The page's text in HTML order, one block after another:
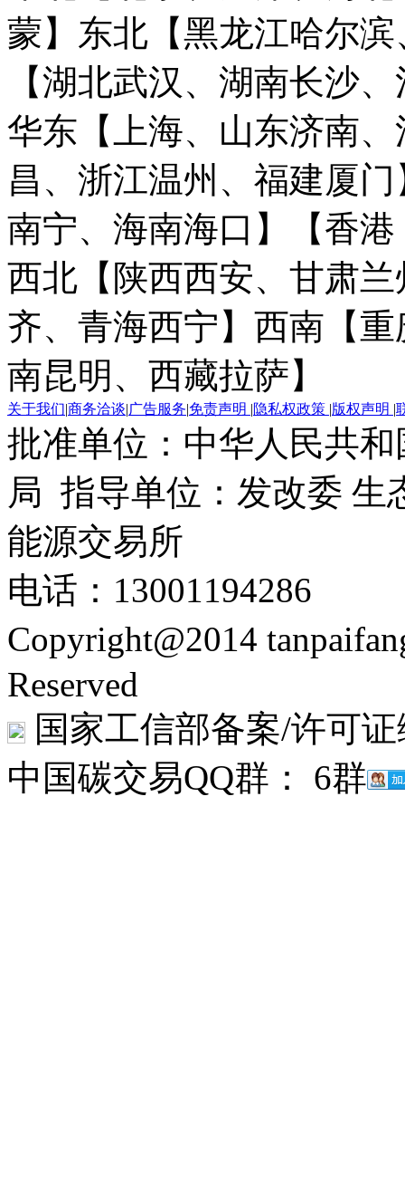
蒙】 东北【黑龙江哈尔
【湖北武汉、湖南长沙
华东【上海、山东济南
昌、浙江温州、福建厦门
南宁、海南海口】
【香
西北【陕西西安、甘肃
齐、青海西宁】 西南【
南昆明、西藏拉萨】
关于我们|商务洽谈|广告服务|免责声明 |隐私权政策 |版权声明 |
批准单位：中华人民共
局 指导单位：发改委 生
能源交易所
电话：13001194286
Copyright@2014
Reserved
国家工信部备案/许可
中国碳交易QQ群： 6群